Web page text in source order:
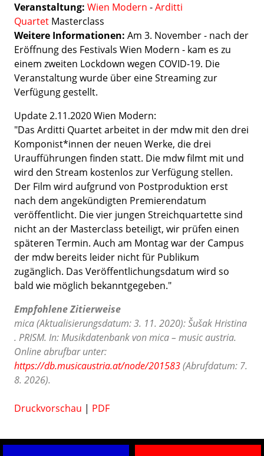
Veranstaltung: Wien Modern -Arditti
Quartet Masterclass
Weitere Informationen: Am 3. November - nach der
Eröffnung des Festivals Wien Modern - kam es zu
einem zweiten Lockdown wegen COVID-19. Die
Veranstaltung wurde über eine Streaming zur
Verfügung gestellt.
Update 2.11.2020 Wien Modern:
"Das Arditti Quartet arbeitet in der mdw mit den drei
Komponist*innen der neuen Werke, die drei
Uraufführungen finden statt. Die mdw filmt mit und
wird den Stream kostenlos zur Verfügung stellen.
Der Film wird aufgrund von Postproduktion erst
nach dem angekündigten Premierendatum
veröffentlicht. Die vier jungen Streichquartette sind
nicht an der Masterclass beteiligt, wir prüfen einen
späteren Termin. Auch am Montag war der Campus
der mdw bereits leider nicht für Publikum
zugänglich. Das Veröffentlichungsdatum wird so
bald wie möglich bekanntgegeben."
Empfohlene Zitierweise
mica (Aktualisierungsdatum: 3. 11. 2020): Šušak Hristina
. PRISM. In: Musikdatenbank von mica – music austria.
Online abrufbar unter:
https://db.musicaustria.at/node/201583(Abrufdatum: 7.
8. 2026).
Druckvorschau | PDF